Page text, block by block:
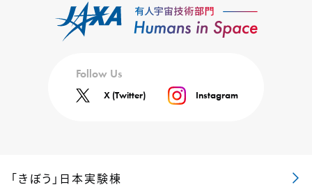
Follow Us
X (Twitter) Instagram
「きぼう」日本実験棟